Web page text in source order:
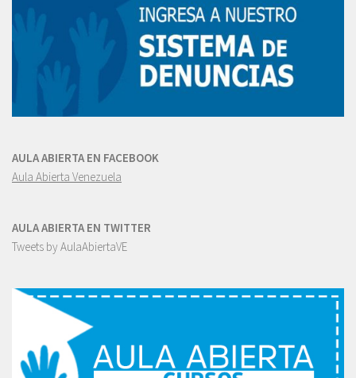
AULA ABIERTA EN FACEBOOK
Aula Abierta Venezuela
AULA ABIERTA EN TWITTER
Tweets by AulaAbiertaVE